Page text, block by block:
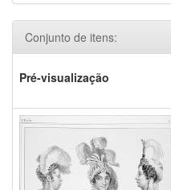
Conjunto de itens:
Pré-visualização